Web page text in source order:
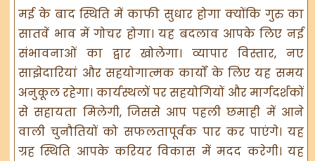
मई के बाद स्थिति में काफी सुधार होगा क्योंकि गुरु का
सातवें भाव में गोचर होगा। यह बदलाव आपके लिए नई
संभावनाओं का द्वार खोलेगा। व्यापार विस्तार, नए
साझेदारियां और सहयोगात्मक कार्यों के लिए यह समय
अनुकूल रहेगा। कार्यस्थलों पर सहयोगियों और मार्गदर्शकों
से सहायता मिलेगी, जिससे आप पहली छमाही में आने
वाली चुनौतियों को सफलतापूर्वक पार कर पाएंगे। यह
ग्रह स्थिति आपके करियर विकास में मदद करेगी। यह